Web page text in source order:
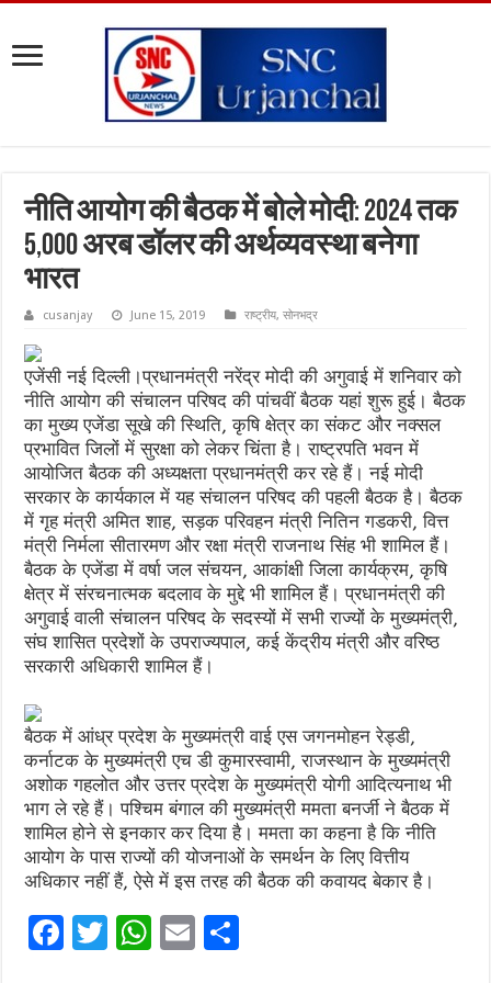
नीति आयोग की बैठक में बोले मोदी: 2024 तक
5,000 अरब डॉलर की अर्थव्यवस्था बनेगा
भारत
cusanjay June 15, 2019 राष्ट्रीय,सोनभद्र
एजेंसी नई दिल्ली।प्रधानमंत्री नरेंद्र मोदी की अगुवाई में शनिवार को
नीति आयोग की संचालन परिषद की पांचवीं बैठक यहां शुरू हुई। बैठक
का मुख्य एजेंडा सूखे की स्थिति, कृषि क्षेत्र का संकट और नक्सल
प्रभावित जिलों में सुरक्षा को लेकर चिंता है। राष्ट्रपति भवन में
आयोजित बैठक की अध्यक्षता प्रधानमंत्री कर रहे हैं। नई मोदी
सरकार के कार्यकाल में यह संचालन परिषद की पहली बैठक है। बैठक
में गृह मंत्री अमित शाह, सड़क परिवहन मंत्री नितिन गडकरी, वित्त
मंत्री निर्मला सीतारमण और रक्षा मंत्री राजनाथ सिंह भी शामिल हैं।
बैठक के एजेंडा में वर्षा जल संचयन, आकांक्षी जिला कार्यक्रम, कृषि
क्षेत्र में संरचनात्मक बदलाव के मुद्दे भी शामिल हैं। प्रधानमंत्री की
अगुवाई वाली संचालन परिषद के सदस्यों में सभी राज्यों के मुख्यमंत्री,
संघ शासित प्रदेशों के उपराज्यपाल, कई केंद्रीय मंत्री और वरिष्ठ
सरकारी अधिकारी शामिल हैं।
बैठक में आंध्र प्रदेश के मुख्यमंत्री वाई एस जगनमोहन रेड्डी,
कर्नाटक के मुख्यमंत्री एच डी कुमारस्वामी, राजस्थान के मुख्यमंत्री
अशोक गहलोत और उत्तर प्रदेश के मुख्यमंत्री योगी आदित्यनाथ भी
भाग ले रहे हैं। पश्चिम बंगाल की मुख्यमंत्री ममता बनर्जी ने बैठक में
शामिल होने से इनकार कर दिया है। ममता का कहना है कि नीति
आयोग के पास राज्यों की योजनाओं के समर्थन के लिए वित्तीय
अधिकार नहीं हैं, ऐसे में इस तरह की बैठक की कवायद बेकार है।
F
T
W E